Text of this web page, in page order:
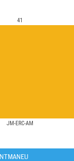
JM-ERC-AM
41